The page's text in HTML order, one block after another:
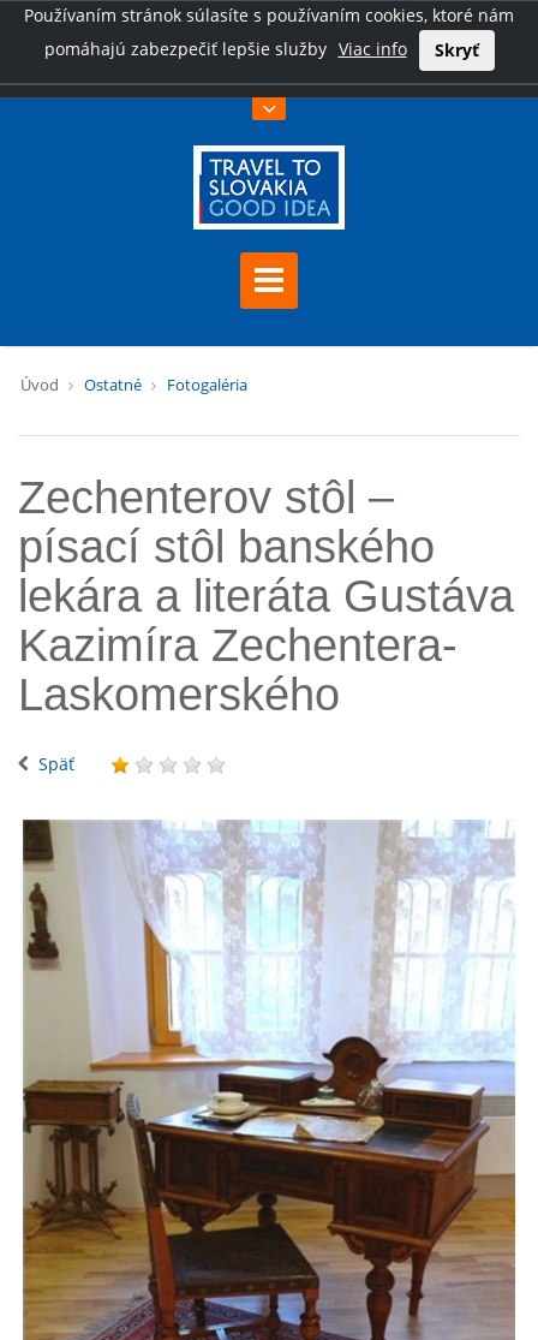
Používaním stránok súlasíte s používaním cookies, ktoré nám
pomáhajú zabezpečiť lepšie služby Viac info Skryť
Úvod Ostatné Fotogaléria
Zechenterov stôl –
písací stôl banského
lekára a literáta Gustáva
Kazimíra Zechentera-
Laskomerského
Späť